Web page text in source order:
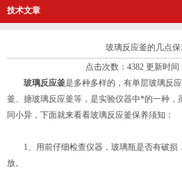
技术文章
玻璃反应釜的几点
点击次数：4382 更新时间
玻璃反应釜是多种多样的，有单层玻璃反
釜、搪玻璃反应釜等，是实验仪器中*的一种，
同小异，下面就来看看玻璃反应釜保养须知：
1、用前仔细检查仪器，玻璃瓶是否有破损
放。